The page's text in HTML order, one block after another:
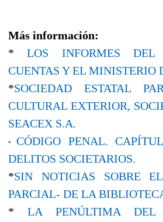
Más información:
*LOS INFORMES
CUENTAS Y EL MINISTERIO
*SOCIEDAD ESTATAL
CULTURAL EXTERIOR,
SEACEX S.A.
*CÓDIGO PENAL.
DELITOS SOCIETARIOS.
*SIN NOTICIAS SOBRE
PARCIAL- DE LA
* LA PENÚLTIMA